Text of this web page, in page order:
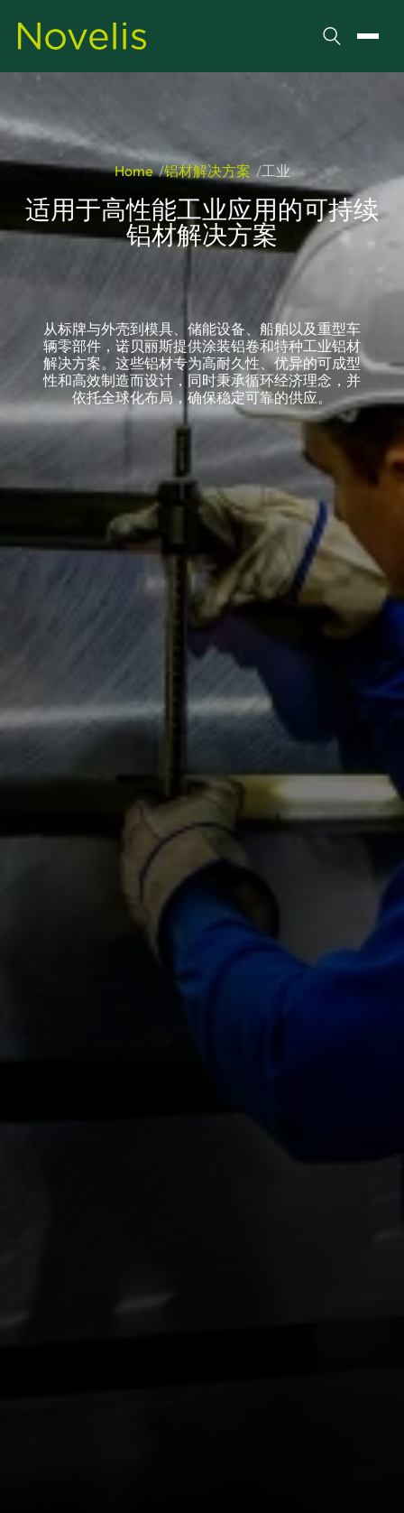
搜索 切换
Home 铝材解决方案 工业
适用于高性能工业应用的可持续
铝材解决方案
从标牌与外壳到模具、储能设备、船舶以及重型车
辆零部件，诺贝丽斯提供涂装铝卷和特种工业铝材
解决方案。这些铝材专为高耐久性、优异的可成型
性和高效制造而设计，同时秉承循环经济理念，并
依托全球化布局，确保稳定可靠的供应。